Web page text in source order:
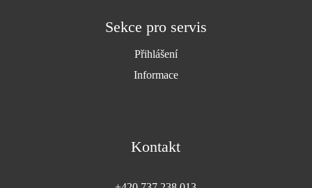
Sekce pro servis
Přihlášení
Informace
Kontakt